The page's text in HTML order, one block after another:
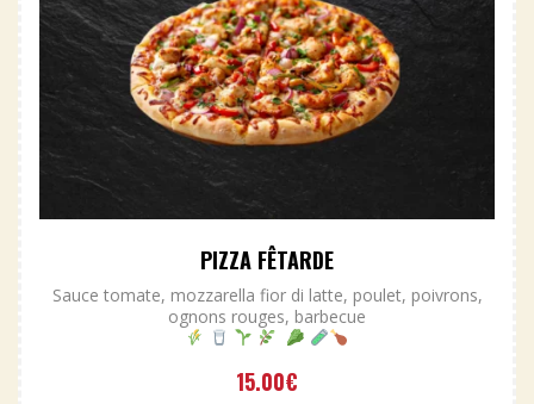
PIZZA FÊTARDE
Sauce tomate, mozzarella fior di latte, poulet, poivrons,
ognons rouges, barbecue
15.00€